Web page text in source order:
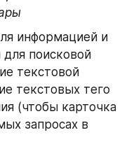
информацией и
для поисковой
текстовой
текстовых тего
(чтобы карточка
запросах в